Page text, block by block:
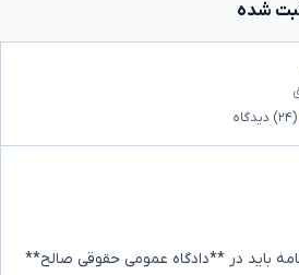
(۲۴) دیدگاه
باید در **دادگاه عمومی حقوقی صالح**